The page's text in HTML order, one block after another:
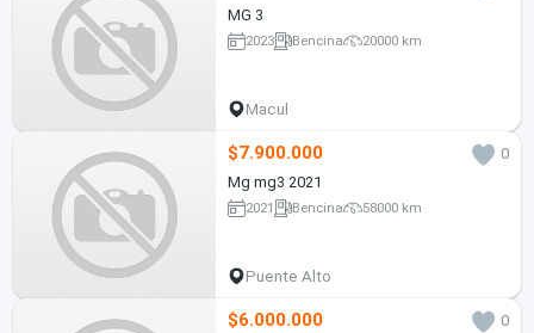
MG 3
2023 Bencina 20000 km
Macul
$7.900.000
0
Mg mg3 2021
2021 Bencina 58000 km
Puente Alto
$6.000.000 0